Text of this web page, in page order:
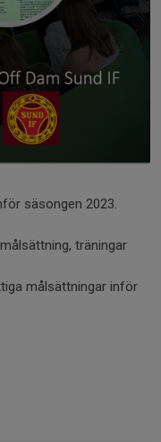
säsongen 2023.
träningar
målsättningar inför